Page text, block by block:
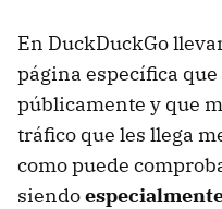
En DuckDuckGo
página específica
públicamente y que
tráfico que les llega
como puede
siendo